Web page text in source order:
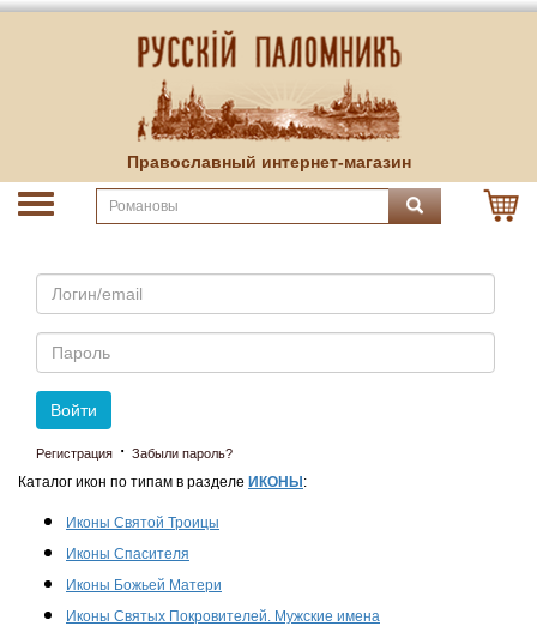
Православный интернет-магазин
Email
Пароль
Войти
Регистрация · Забыли пароль?
Каталог икон по типам в разделе ИКОНЫ :
Иконы Святой Троицы
Иконы Спасителя
Иконы Божьей Матери
Иконы Святых Покровителей. Мужские имена